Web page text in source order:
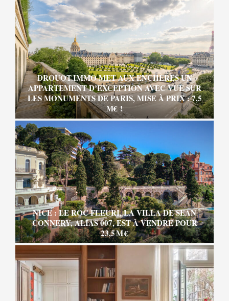
DROUOT.IMMO MET AUX ENCHÈRES UN
APPARTEMENT D’EXCEPTION AVEC VUE SUR
LES MONUMENTS DE PARIS, MISE À PRIX : 7,5
M€ !
NICE : LE ROC FLEURI, LA VILLA DE SEAN
CONNERY, ALIAS 007, EST À VENDRE POUR
23,5 M €